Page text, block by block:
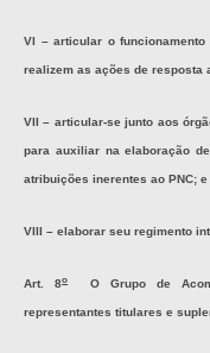
VI – articular o
realizem as ações de resposta
VII – articular-se junto aos
para auxiliar na elaboração
atribuições inerentes ao PNC; e
VIII – elaborar seu regimento
Art. 8oO Grupo de
representantes titulares e